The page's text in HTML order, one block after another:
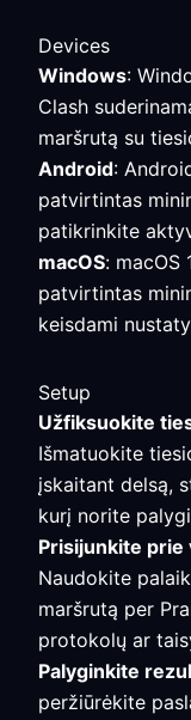
Devices
Windows:
Clash
maršrutą su
Android:
patvirtintas
patikrinkite
macOS: macOS
patvirtintas
keisdami
Setup
Užfiksuokite
Išmatuokite
įskaitant delsą,
kurį norite
Prisijunkite
Naudokite
maršrutą per
protokolų ar
Palyginkite
peržiūrėkite